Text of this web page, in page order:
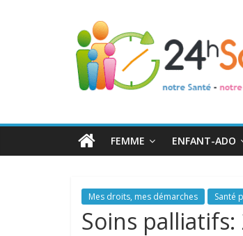
24h
Santé
toute
FEMME ENFANT-ADO
Mes droits, mes démarches Santé
Soins